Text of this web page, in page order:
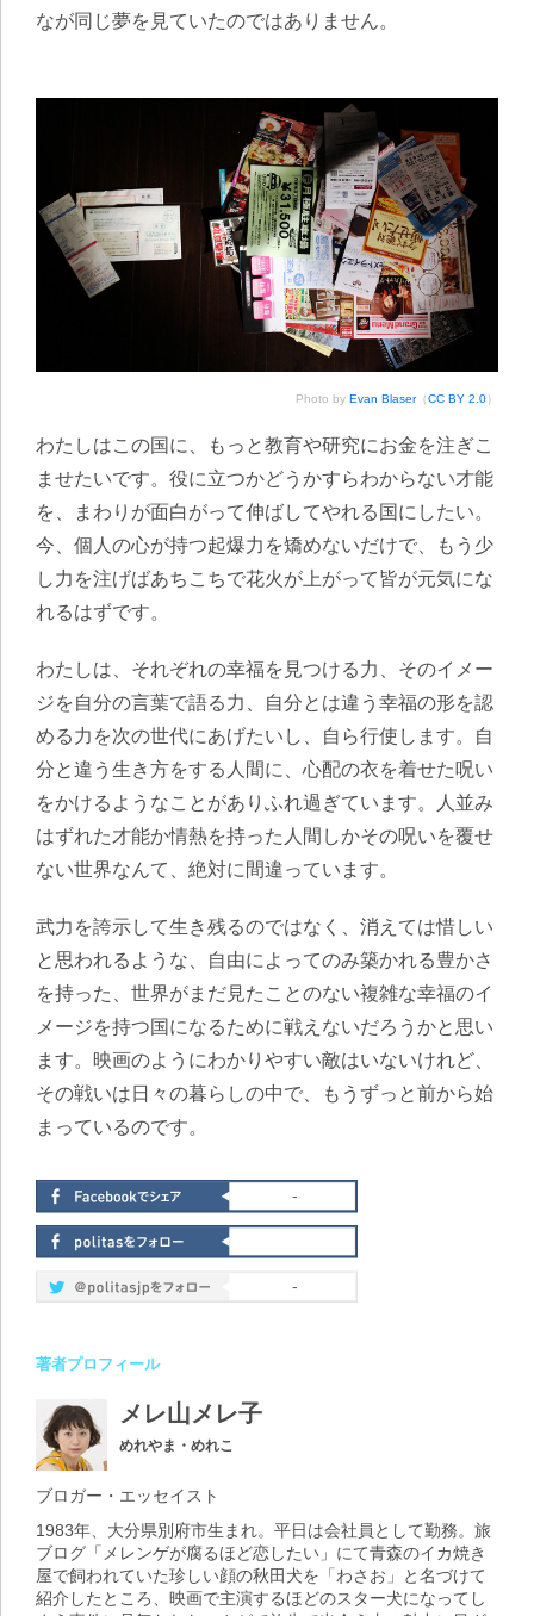
なが同じ夢を見ていたのではありません。
Photo by Evan Blaser（CC BY 2.0）
わたしはこの国に、もっと教育や研究にお金を注ぎこ
ませたいです。役に立つかどうかすらわからない才能
を、まわりが面白がって伸ばしてやれる国にしたい。
今、個人の心が持つ起爆力を矯めないだけで、もう少
し力を注げばあちこちで花火が上がって皆が元気にな
れるはずです。
わたしは、それぞれの幸福を見つける力、そのイメー
ジを自分の言葉で語る力、自分とは違う幸福の形を認
める力を次の世代にあげたいし、自ら行使します。自
分と違う生き方をする人間に、心配の衣を着せた呪い
をかけるようなことがありふれ過ぎています。人並み
はずれた才能か情熱を持った人間しかその呪いを覆せ
ない世界なんて、絶対に間違っています。
武力を誇示して生き残るのではなく、消えては惜しい
と思われるような、自由によってのみ築かれる豊かさ
を持った、世界がまだ見たことのない複雑な幸福のイ
メージを持つ国になるために戦えないだろうかと思い
ます。映画のようにわかりやすい敵はいないけれど、
その戦いは日々の暮らしの中で、もうずっと前から始
まっているのです。
-
-
著者プロフィール
メレ山メレ子
めれやま・めれこ
ブロガー・エッセイスト
1983年、大分県別府市生まれ。平日は会社員として勤務。旅
ブログ「メレンゲが腐るほど恋したい」にて青森のイカ焼き
屋で飼われていた珍しい顔の秋田犬を「わさお」と名づけて
紹介したところ、映画で主演するほどのスター犬になってし